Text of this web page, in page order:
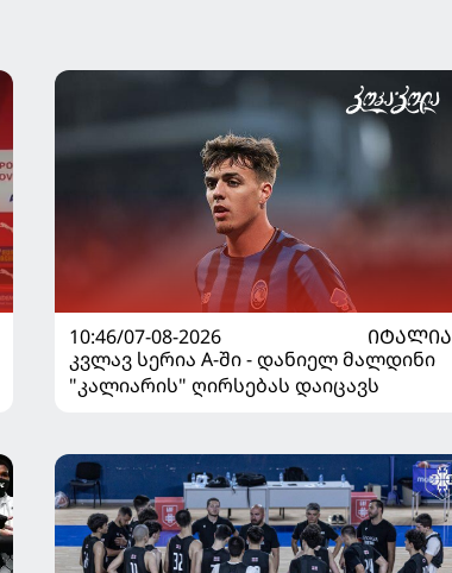
10:46/07-08-2026
ᲘᲢᲐᲚᲘᲐ
კვლავ სერია A-ში - დანიელ მალდინი
"კალიარის" ღირსებას დაიცავს